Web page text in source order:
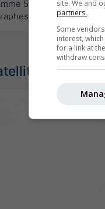
5 jours pour
:
[Plus]
actuelles
site. We and
partners.
Some
interest,
for a link at
withdraw